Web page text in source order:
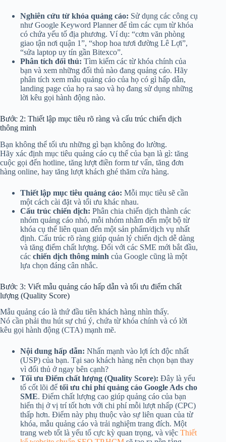
Nghiên cứu từ khóa quảng cáo: Sử dụng các công cụ
như Google Keyword Planner để tìm các cụm từ khóa
có chứa yếu tố địa phương. Ví dụ: “cơm văn phòng
giao tận nơi quận 1”, “shop hoa tươi đường Lê Lợi”,
“sửa laptop uy tín gần Bitexco”.
Phân tích đối thủ: Tìm kiếm các từ khóa chính của
bạn và xem những đối thủ nào đang quảng cáo. Hãy
phân tích xem mẫu quảng cáo của họ có gì hấp dẫn,
landing page của họ ra sao và họ đang sử dụng những
lời kêu gọi hành động nào.
Bước 2: Thiết lập mục tiêu rõ ràng và cấu trúc chiến dịch
thông minh
Bạn không thể tối ưu những gì bạn không đo lường.
Hãy xác định mục tiêu quảng cáo cụ thể của bạn là gì: tăng
cuộc gọi đến hotline, tăng lượt điền form tư vấn, tăng đơn
hàng online, hay tăng lượt khách ghé thăm cửa hàng.
Thiết lập mục tiêu quảng cáo: Mỗi mục tiêu sẽ cần
một cách cài đặt và tối ưu khác nhau.
Cấu trúc chiến dịch: Phân chia chiến dịch thành các
nhóm quảng cáo nhỏ, mỗi nhóm nhắm đến một bộ từ
khóa cụ thể liên quan đến một sản phẩm/dịch vụ nhất
định. Cấu trúc rõ ràng giúp quản lý chiến dịch dễ dàng
và tăng điểm chất lượng. Đối với các SME mới bắt đầu,
các chiến dịch thông minh của Google cũng là một
lựa chọn đáng cân nhắc.
Bước 3: Viết mẫu quảng cáo hấp dẫn và tối ưu điểm chất
lượng (Quality Score)
Mẫu quảng cáo là thứ đầu tiên khách hàng nhìn thấy.
Nó cần phải thu hút sự chú ý, chứa từ khóa chính và có lời
kêu gọi hành động (CTA) mạnh mẽ.
Nội dung hấp dẫn: Nhấn mạnh vào lợi ích độc nhất
(USP) của bạn. Tại sao khách hàng nên chọn bạn thay
vì đối thủ ở ngay bên cạnh?
Tối ưu Điểm chất lượng (Quality Score): Đây là yếu
tố cốt lõi để tối ưu chi phí quảng cáo Google Ads cho
SME. Điểm chất lượng cao giúp quảng cáo của bạn
hiển thị ở vị trí tốt hơn với chi phí mỗi lượt nhấp (CPC)
thấp hơn. Điểm này phụ thuộc vào sự liên quan của từ
khóa, mẫu quảng cáo và trải nghiệm trang đích. Một
trang web tốt là yếu tố cực kỳ quan trọng, và việc Thiết